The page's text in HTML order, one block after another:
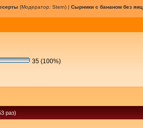
(Модератор: Stern) | Сырники с бананом без яиц
35 (100%)
раз)